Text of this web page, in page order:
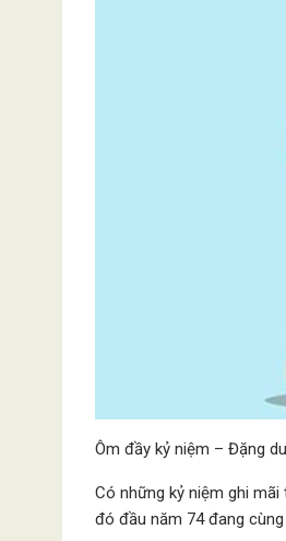
Ôm đầy kỷ niệm – Đặng
Có những kỷ niệm ghi
đó đầu năm 74 đang